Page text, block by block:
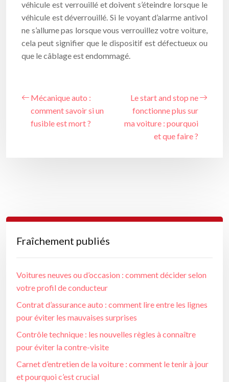
véhicule est verrouillé et doivent s’éteindre lorsque le
véhicule est déverrouillé. Si le voyant d’alarme antivol
ne s’allume pas lorsque vous verrouillez votre voiture,
cela peut signifier que le dispositif est défectueux ou
que le câblage est endommagé.
Mécanique auto :
comment savoir si un
fusible est mort ?
Le start and stop ne
fonctionne plus sur
ma voiture : pourquoi
et que faire ?
Fraîchement publiés
Voitures neuves ou d’occasion : comment décider selon
votre profil de conducteur
Contrat d’assurance auto : comment lire entre les lignes
pour éviter les mauvaises surprises
Contrôle technique : les nouvelles règles à connaître
pour éviter la contre-visite
Carnet d’entretien de la voiture : comment le tenir à jour
et pourquoi c’est crucial